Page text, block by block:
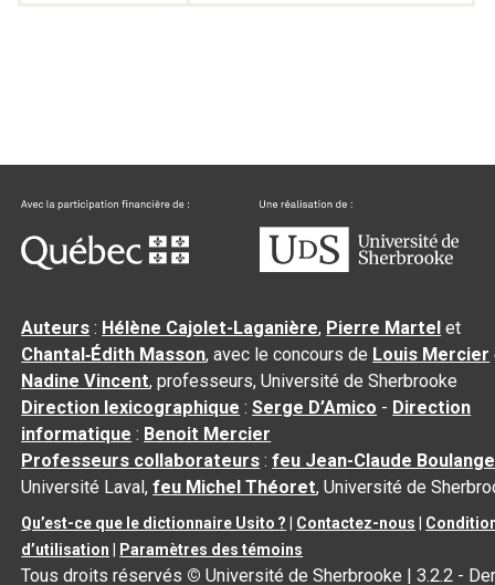
Auteurs : Hélène Cajolet-Laganière, Pierre Martel et
Chantal‑Édith Masson, avec le concours de Louis Mercier
Nadine Vincent, professeurs, Université de Sherbrooke
Direction lexicographique :Serge D’Amico - Direction
informatique : Benoit Mercier
Professeurs collaborateurs :feu Jean-Claude
Université Laval,feu Michel Théoret, Université de
Qu’est-ce que le dictionnaire Usito ? Contactez-nous
d’utilisation
Paramètres des témoins
Tous droits réservés © Université de Sherbrooke |3.2.2 -